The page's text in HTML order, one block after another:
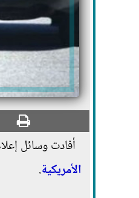
أفادت وسائل
الأمريكية.